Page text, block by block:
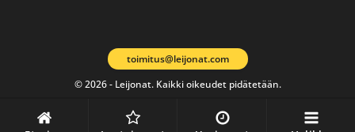
© 2026 - Leijonat. Kaikki oikeudet pidätetään.
toimitus@leijonat.com